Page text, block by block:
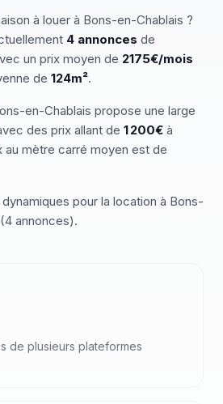
à louer à Bons-en-Chablais ?
4 annonces de
un prix moyen de 2175€/mois
de 124m².
en-Chablais propose une large
des prix allant de 1 200€ à
au mètre carré moyen est de
pour la location à Bons-
(4 annonces).
de plusieurs plateformes